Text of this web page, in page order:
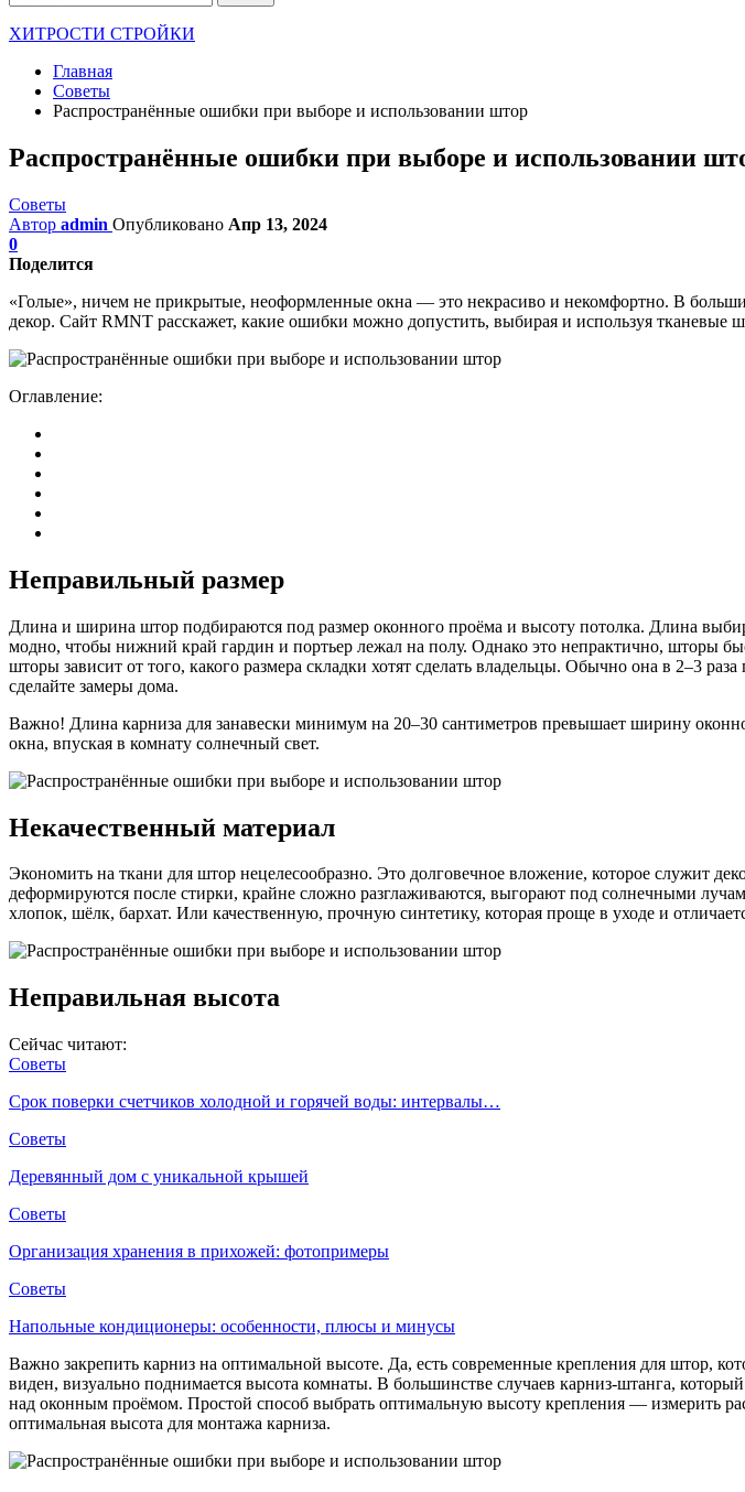
ХИТРОСТИ СТРОЙКИ
Главная
Советы
Распространённые ошибки при выборе и использовании штор
Распространённые ошибки при выборе и использовании
Советы
Автор admin Опубликовано Апр 13, 2024
0
Поделится
«Голые», ничем не прикрытые, неоформленные окна — это некрасиво и некомфортно. В
декор. Сайт RMNT расскажет, какие ошибки можно допустить, выбирая и используя тканевые
Оглавление:
Неправильный размер
Длина и ширина штор подбираются под размер оконного проёма и высоту потолка. Длина
модно, чтобы нижний край гардин и портьер лежал на полу. Однако это непрактично, шторы
шторы зависит от того, какого размера складки хотят сделать владельцы. Обычно она в 2–3
сделайте замеры дома.
Важно! Длина карниза для занавески минимум на 20–30 сантиметров превышает ширину
окна, впуская в комнату солнечный свет.
Некачественный материал
Экономить на ткани для штор нецелесообразно. Это долговечное вложение, которое служит
деформируются после стирки, крайне сложно разглаживаются, выгорают под солнечными
хлопок, шёлк, бархат. Или качественную, прочную синтетику, которая проще в уходе и
Неправильная высота
Сейчас читают:
Советы
Срок поверки счетчиков холодной и горячей воды: интервалы…
Советы
Деревянный дом с уникальной крышей
Советы
Организация хранения в прихожей: фотопримеры
Советы
Напольные кондиционеры: особенности, плюсы и минусы
Важно закрепить карниз на оптимальной высоте. Да, есть современные крепления для штор,
виден, визуально поднимается высота комнаты. В большинстве случаев карниз-штанга,
над оконным проёмом. Простой способ выбрать оптимальную высоту крепления — измерить
оптимальная высота для монтажа карниза.